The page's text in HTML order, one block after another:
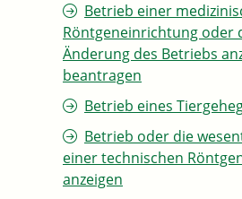
Betrieb einer
Röntgeneinrichtung oder
Änderung des Betriebs
beantragen
Betrieb eines
Betrieb oder die
einer technischen
anzeigen